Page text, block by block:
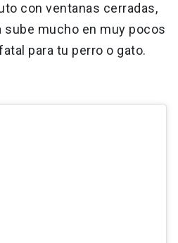
con ventanas cerradas,
sube mucho en muy pocos
para tu perro o gato.